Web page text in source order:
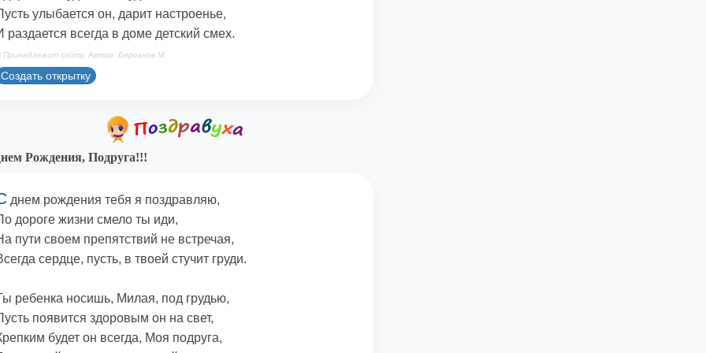
улыбается он, дарит настроенье,
раздается всегда в доме детский смех.
Принадлежит сайту. Автор: Берсанов М.
Создать открытку
Рождения, Подруга!!!
днем рождения тебя я поздравляю,
дороге жизни смело ты иди,
пути своем препятствий не встречая,
сердце, пусть, в твоей стучит груди.
ребенка носишь, Милая, под грудью,
появится здоровым он на свет,
будет он всегда, Моя подруга,